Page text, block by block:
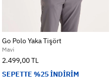
Go Polo Yaka Tişört
Mavi
2.499,00 TL
SEPETTE %25 İNDİRİM